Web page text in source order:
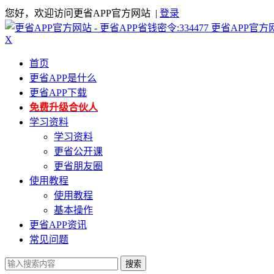
您好，欢迎访问更省APP官方网站 | 登录
更省APP官方
X
首页
更省APP是什么
更省APP下载
免费升级合伙人
学习资料
学习资料
更省公开课
更省朋友圈
使用教程
使用教程
基本操作
更省APP资讯
常见问题
搜索